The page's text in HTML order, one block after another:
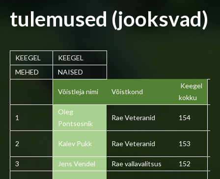
tulemused (jooksvad)
KEEGEL
KEEGEL
MEHED
NAISED
Võistleja nimi Võistkond
Keegel
kokku
1
Oleg
Pontsosnik
Rae Veteranid 154
2 Kalev Pukk Rae Veteranid 153
3 Jens Vendel Rae vallavalitsus 152